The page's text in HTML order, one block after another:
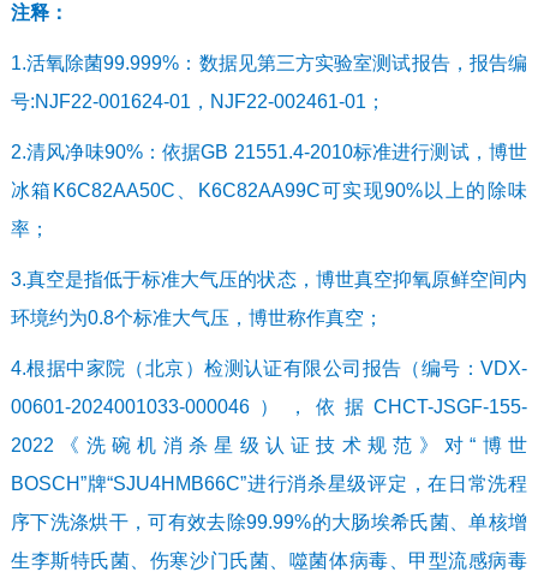
注释：
1.活氧除菌99.999%：数据见第三方实验室测试报告，报告编
号:NJF22-001624-01，NJF22-002461-01；
2.清风净味90%：依据GB 21551.4-2010标准进行测试，博世
冰箱K6C82AA50C、K6C82AA99C可实现90%以上的除味
率；
3.真空是指低于标准大气压的状态，博世真空抑氧原鲜空间内
环境约为0.8个标准大气压，博世称作真空；
4.根据中家院（北京）检测认证有限公司报告（编号：VDX-
00601-2024001033-000046），依据CHCT-JSGF-155-
2022《洗碗机消杀星级认证技术规范》对“博世
BOSCH”牌“SJU4HMB66C”进行消杀星级评定，在日常洗程
序下洗涤烘干，可有效去除99.99%的大肠埃希氏菌、单核增
生李斯特氏菌、伤寒沙门氏菌、噬菌体病毒、甲型流感病毒